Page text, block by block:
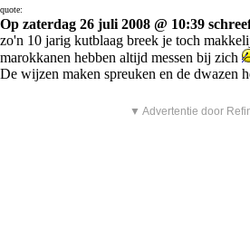
quote:
Op zaterdag 26 juli 2008 @ 10:39
zo'n 10 jarig kutblaag breek je toch
marokkanen hebben altijd messen bij zich
De wijzen maken spreuken en de dwazen
▼ Advertentie door